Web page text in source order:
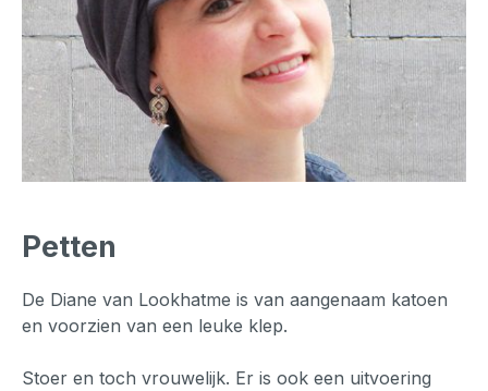
Petten
De Diane van Lookhatme is van aangenaam katoen
en voorzien van een leuke klep.
Stoer en toch vrouwelijk. Er is ook een uitvoering